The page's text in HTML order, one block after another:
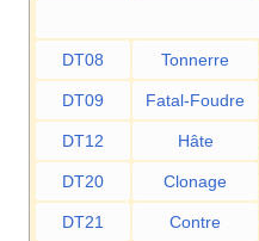
DT08 Tonnerre
DT09 Fatal-Foudre
DT12 Hâte
DT20 Clonage
DT21 Contre